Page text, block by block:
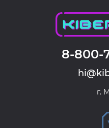
8-800-
г.